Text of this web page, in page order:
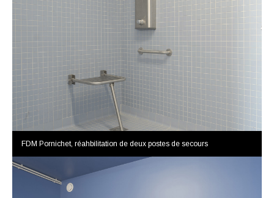
FDM Pornichet, réahbilitation de deux postes de secours